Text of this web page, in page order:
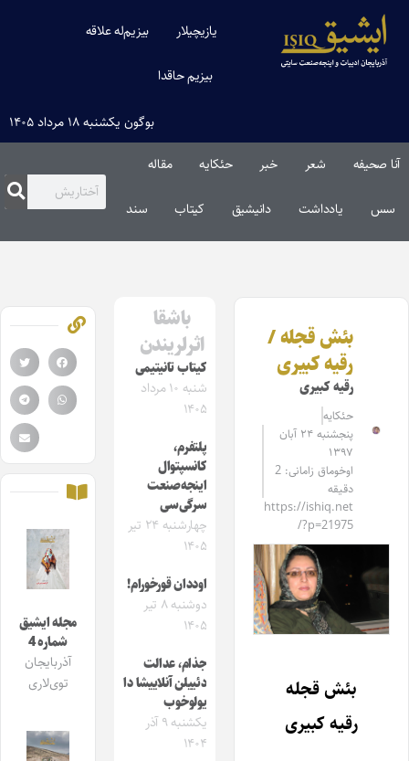
یازیچیلار بیزیم‌له علاقه
بیزیم حاقدا
بوگون یکشنبه ۱۸ مرداد ۱۴۰۵
آنا صحیفه شعر خبر حئکایه مقاله‌
سس یادداشت دانیشیق کیتاب سند
بئش قجله /
رقیه کبیری
رقیه کبیری
حئکایه
پنجشنبه ۲۴ آبان
۱۳۹۷
اوخوماق زامانی: 2
دقیقه
https://ishiq.net
/?p=21975
بئش قجله
رقیه کبیری
باشقا
اثرلریندن
کیتاب تانیتیمی
شنبه ۱۰ مرداد
۱۴۰۵
پلتفرم،
کانسپتوال
اینجه‌صنعت
سرگی‌سی
چهارشنبه ۲۴ تیر
۱۴۰۵
اوددان قورخورام!
دوشنبه ۸ تیر
۱۴۰۵
جذام، عدالت
دئییلن آنلاییشا دا
یولوخوب
یکشنبه ۹ آذر
۱۴۰۴
مجله ایشیق
شماره 4
آذربایجان
توی‌لاری